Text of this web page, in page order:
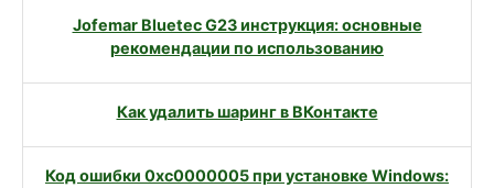
Jofemar Bluetec G23 инструкция: основные
рекомендации по использованию
Как удалить шаринг в ВКонтакте
Код ошибки 0xc0000005 при установке Windows: